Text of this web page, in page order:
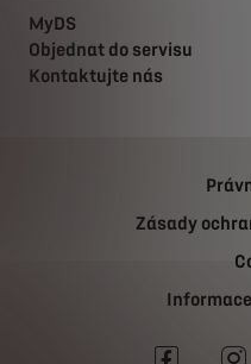
MyDS
Objednat do servisu
Kontaktujte nás
Zásady